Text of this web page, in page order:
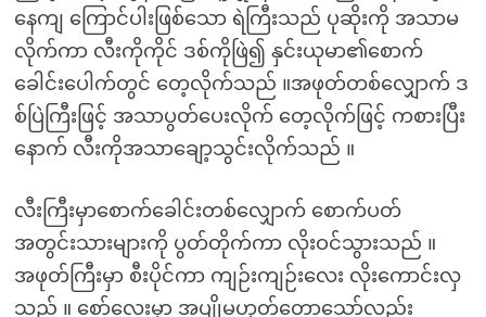
နေကျ ကြောင်ပါးဖြစ်သော ရဲကြီးသည် ပုဆိုးကို အသာမ
လိုက်ကာ လီးကိုကိုင် ဒစ်ကိုဖြဲ၍ နှင်းယုမာ၏စောက်
ခေါင်းပေါက်တွင် တေ့လိုက်သည် ။အဖုတ်တစ်လျှောက် ဒ
စ်ပြဲကြီးဖြင့် အသာပွတ်ပေးလိုက် တေ့လိုက်ဖြင့် ကစားပြီး
နောက် လီးကိုအသာချော့သွင်းလိုက်သည် ။
လီးကြီးမှာစောက်ခေါင်းတစ်လျှောက် စောက်ပတ်
အတွင်းသားများကို ပွတ်တိုက်ကာ လိုးဝင်သွားသည် ။
အဖုတ်ကြီးမှာ စီးပိုင်ကာ ကျဉ်းကျဉ်းလေး လိုးကောင်းလှ
သည် ။ စော်လေးမှာ အပျိုမဟုတ်တော့သော်လည်း